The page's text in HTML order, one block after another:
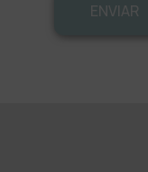
ENVIAR